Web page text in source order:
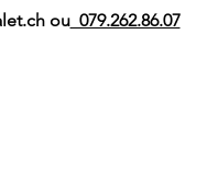
ou 079.262.86.07